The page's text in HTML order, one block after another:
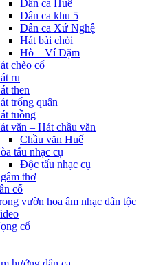
Dân ca Huế
Dân ca khu 5
Dân ca Xứ Nghệ
Hát bài chòi
Hò – Ví Dặm
chèo cổ
ru
then
trống quân
tuồng
văn – Hát chầu văn
Chầu văn Huế
tấu nhạc cụ
Độc tấu nhạc cụ
thơ
cổ
vườn hoa âm nhạc dân tộc
cổ